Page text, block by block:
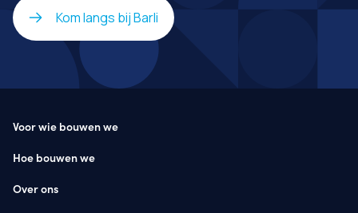
Kom langs bij Barli
Voor wie bouwen we
Hoe bouwen we
Over ons